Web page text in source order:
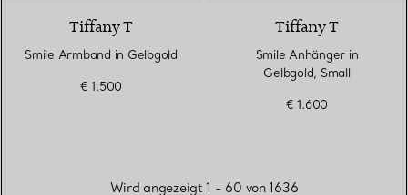
Tiffany T
Smile Armband in Gelbgold
€ 1.500
Tiffany T
Smile Anhänger in
Gelbgold, Small
€ 1.600
Wird angezeigt 1 - 60 von 1636